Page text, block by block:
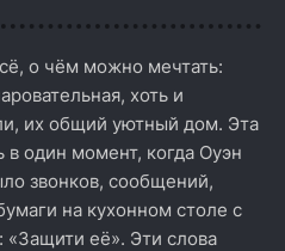
о чём можно мечтать:
хоть и
их общий уютный дом. Эта
в один момент, когда Оуэн
звонков, сообщений,
на кухонном столе с
её». Эти слова